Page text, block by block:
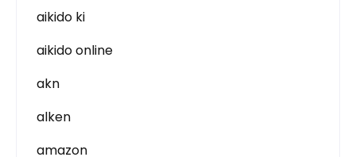
aikido ki
aikido online
akn
alken
amazon